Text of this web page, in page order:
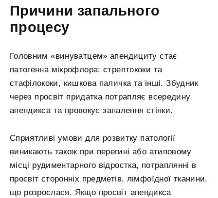
Причини запального
процесу
Головним «винуватцем» апендициту стає
патогенна мікрофлора: стрептококи та
стафілококи, кишкова паличка та інші. Збудник
через просвіт придатка потрапляє всередину
апендикса та провокує запалення стінки.
Сприятливі умови для розвитку патології
виникають також при перегині або атиповому
місці рудиментарного відростка, потраплянні в
просвіт сторонніх предметів, лімфоїдної тканини,
що розрослася. Якщо просвіт апендикса